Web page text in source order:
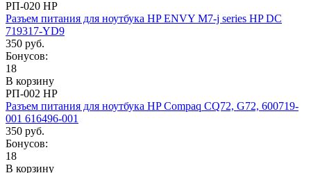
РП-020 HP
Разъем питания для ноутбука HP ENVY M7-j series HP DC
719317-YD9
350 руб.
Бонусов:
18
В корзину
РП-002 HP
Разъем питания для ноутбука HP Compaq CQ72, G72, 600719-
001 616496-001
350 руб.
Бонусов:
18
В корзину